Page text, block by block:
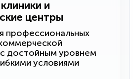
и
центры
профессиональных
достойным уровнем
условиями